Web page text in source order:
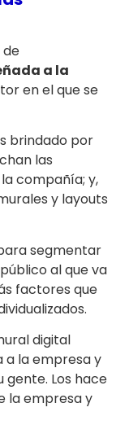
de
a la
en el que se
brindado por
las
compañía; y,
y layouts
segmentar
al que va
factores que
digital
a la empresa y
Los hace
la empresa y